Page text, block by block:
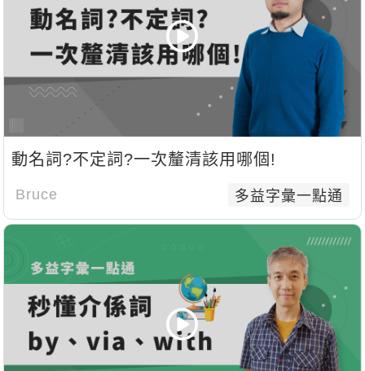
動名詞?不定詞?一次釐清該用哪個!
Bruce 多益字彙一點通